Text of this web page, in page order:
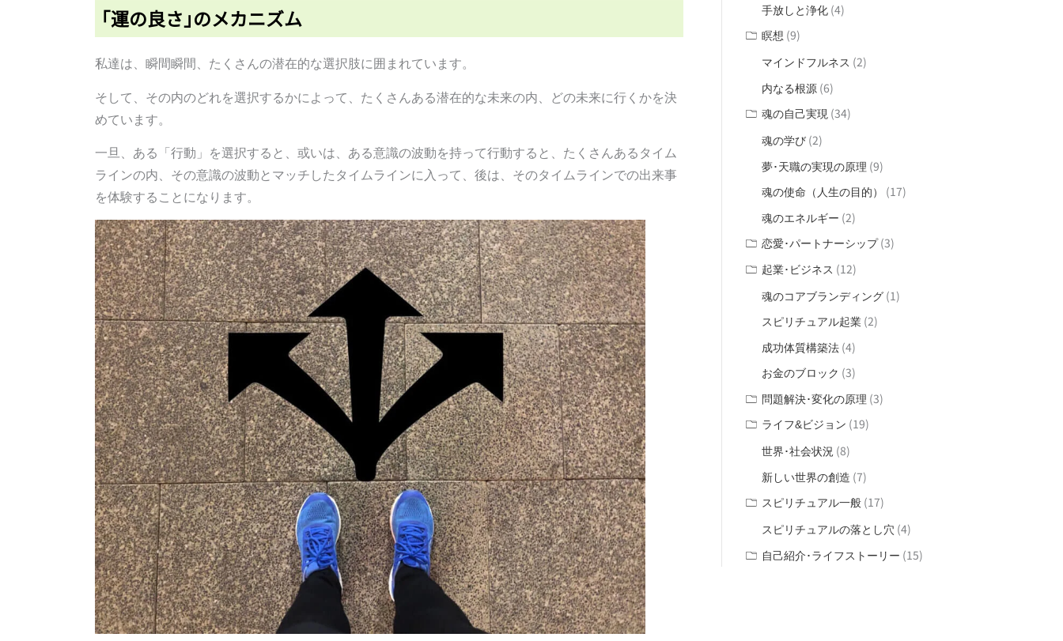
｢運の良さ｣のメカニズム
私達は、瞬間瞬間、たくさんの潜在的な選択肢に囲まれています。
そして、その内のどれを選択するかによって、たくさんある潜在的な未来の内、どの未来に行くかを決
めています。
一旦、ある「行動」を選択すると、或いは、ある意識の波動を持って行動すると、たくさんあるタイム
ラインの内、その意識の波動とマッチしたタイムラインに入って、後は、そのタイムラインでの出来事
を体験することになります。
手放しと浄化 (4)
瞑想 (9)
マインドフルネス (2)
内なる根源 (6)
魂の自己実現 (34)
魂の学び (2)
夢･天職の実現の原理 (9)
魂の使命（人生の目的） (17)
魂のエネルギー (2)
恋愛･パートナーシップ(3)
起業･ビジネス (12)
魂のコアブランディング (1)
スピリチュアル起業 (2)
成功体質構築法 (4)
お金のブロック (3)
問題解決･変化の原理 (3)
ライフ&ビジョン (19)
世界･社会状況 (8)
新しい世界の創造 (7)
スピリチュアル一般 (17)
スピリチュアルの落とし穴 (4)
自己紹介･ライフストーリー (15)